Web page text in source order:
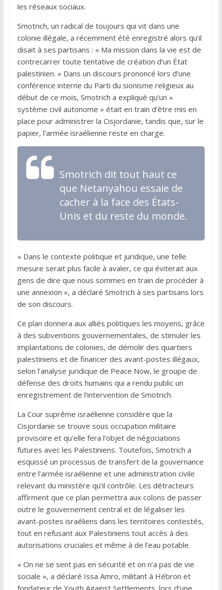
les réseaux sociaux.
Smotrich, un radical de toujours qui vit dans une
colonie illégale, a récemment été enregistré alors qu’il
disait à ses partisans : « Ma mission dans la vie est de
contrecarrer toute tentative de création d’un État
palestinien. » Dans un discours prononcé lors d’une
conférence interne du Parti du sionisme religieux au
début de ce mois, Smotrich a expliqué qu’un «
système civil autonome » était en train d’être mis en
place pour administrer la Cisjordanie, tandis que, sur le
papier, l’armée israélienne reste en charge.
Smotrich dit tout haut ce
que Netanyahou essaie de
cacher à la face des États-
Unis et du reste du monde.
« Dans le contexte politique et juridique, une telle
mesure serait plus facile à avaler, ce qui éviterait aux
gens de dire que nous sommes en train de procéder à
une annexion », a déclaré Smotrich à ses partisans lors
de son discours.
Ce plan donnera aux alliés politiques les moyens, grâce
à des subventions gouvernementales, de stimuler les
implantations de colonies, de démolir des quartiers
palestiniens et de financer des avant-postes illégaux,
selon l’analyse juridique de Peace Now, le groupe de
défense des droits humains qui a rendu public un
enregistrement de l’intervention de Smotrich.
La Cour suprême israélienne considère que la
Cisjordanie se trouve sous occupation militaire
provisoire et qu’elle fera l’objet de négociations
futures avec les Palestiniens. Toutefois, Smotrich a
esquissé un processus de transfert de la gouvernance
entre l’armée israélienne et une administration civile
relevant du ministère qu’il contrôle. Les détracteurs
affirment que ce plan permettra aux colons de passer
outre le gouvernement central et de légaliser les
avant-postes israéliens dans les territoires contestés,
tout en refusant aux Palestiniens tout accès à des
autorisations cruciales et même à de l’eau potable.
« On ne se sent pas en sécurité et on n’a pas de vie
sociale », a déclaré Issa Amro, militant à Hébron et
fondateur de Youth Against Settlements, lors d’une